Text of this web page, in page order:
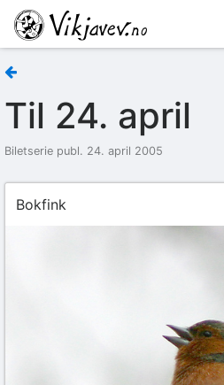
Til 24. april
Biletserie publ. 24. april 2005
Bokfink